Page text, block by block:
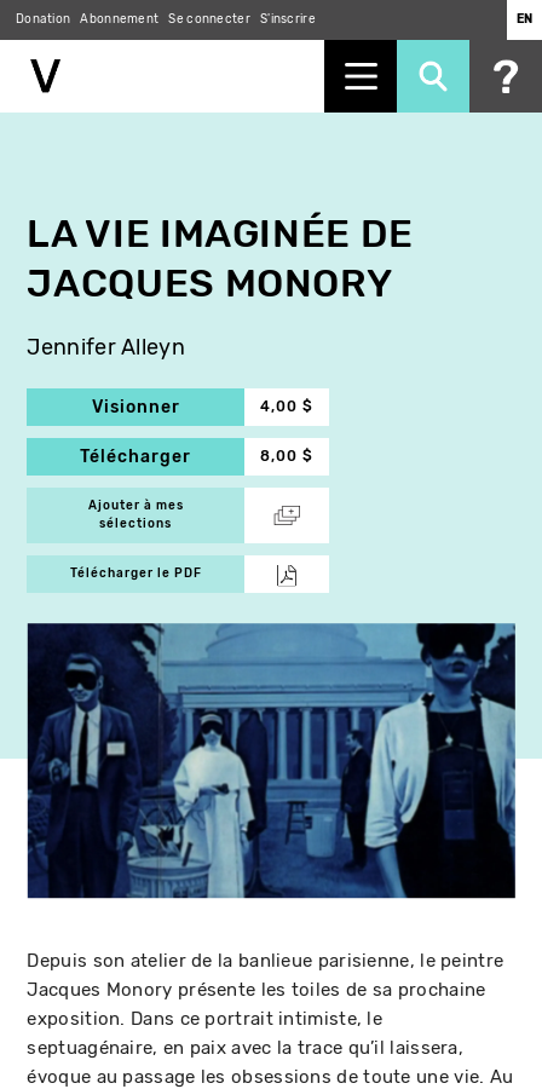
Donation Abonnement Se connecter S'inscrire EN
LA VIE IMAGINÉE DE
JACQUES MONORY
Jennifer Alleyn
Visionner 4,00 $
Télécharger 8,00 $
Ajouter à mes
sélections
Télécharger le PDF
Depuis son atelier de la banlieue parisienne, le peintre
Jacques Monory présente les toiles de sa prochaine
exposition. Dans ce portrait intimiste, le
septuagénaire, en paix avec la trace qu’il laissera,
évoque au passage les obsessions de toute une vie. Au